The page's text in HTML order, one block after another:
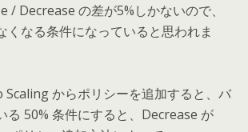
/ Decrease の差が5%しかないので、
くなる条件になっていると思われま
Scaling からポリシーを追加すると、バ
る 50% 条件にすると、Decrease が